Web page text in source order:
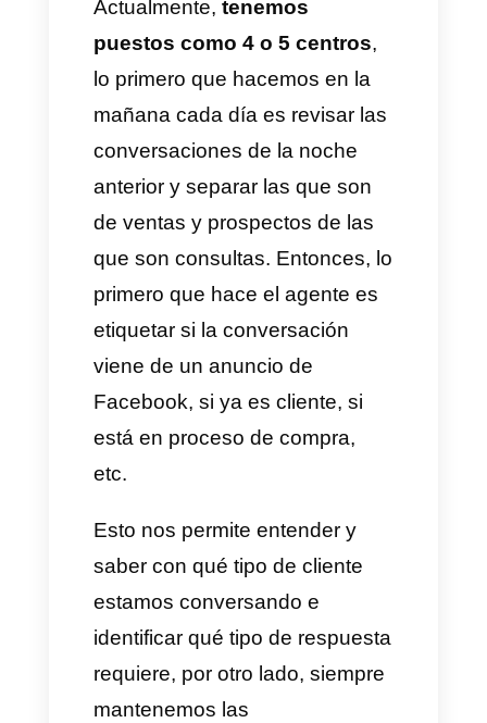
importante es que se podía
interconectar Facebook con
Instagram. Entonces, antes
andábamos con 3 teléfonos,
revisando 3 cuentas y
día revisamos una sola
Callbell nos ahorra tiempo,
somos más certeros, podemos
estructurar respuestas rápidas,
podemos estructurar el bot,
entonces el beneficio es super
alto. Yo hice una comparativa
de costo beneficio con las
herramientas del mercado y la
verdad es que
Callbell es muy
conveniente